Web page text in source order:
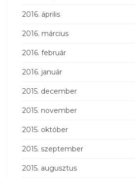
2016. április
2016. március
2016. február
2016. január
2015. december
2015. november
2015. október
2015. szeptember
2015. augusztus